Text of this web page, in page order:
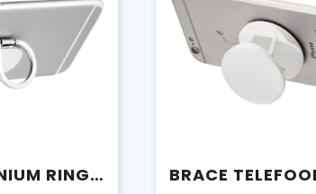
CELL ALUMINIUM RING EN TELEFOONHOUDER